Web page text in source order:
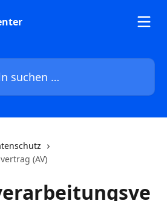
…
(AV)